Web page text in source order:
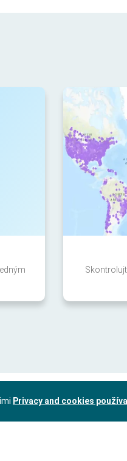
Privacy and cookies